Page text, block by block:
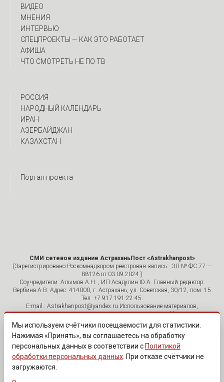
ВИДЕО
МНЕНИЯ
ИНТЕРВЬЮ
CПЕЦПРОЕКТЫ — КАК ЭТО РАБОТАЕТ
АФИША
ЧТО СМОТРЕТЬ НЕ ПО ТВ
РОССИЯ
НАРОДНЫЙ КАЛЕНДАРЬ
ИРАН
АЗЕРБАЙДЖАН
КАЗАХСТАН
Портал проекта
СМИ сетевое издание АстраханьПост «Astrakhanpost»
(Зарегистрировано Роскомнадзором реестровая запись: ЭЛ № ФС 77 —
88126 от 03.09.2024.)
Соучредители: Алымов А.Н. , ИП Асадулин Ю.А. Главный редактор:
Вербина А.В. Адрес: 414000, г. Астрахань, ул. Советская, 30/12, пом. 15
Тел. +7 917 191-22-45.
E-mail.: Astrakhanpost@yandex.ru Использование материалов,
размещенных на страницах сетевого издания «Astrakhanpost»,
допускается исключительно с указанием источника и публикацией
активной гиперссылки на портал Astrakhanpost.ru. Комментарии
читателей сайта размещаются без предварительного редактирования.
Редакция оставляет за собой право удалить их с сайта или
отредактировать, если указанные сообщения нарушают законы РФ.
«САЙТ ПРЕДНАЗНАЧЕН ДЛЯ АУДИТОРИИ 18+»
Мы используем счётчики посещаемости для статистики.
Нажимая «Принять», вы соглашаетесь на обработку
персональных данных в соответствии с Политикой
обработки персональных данных . При отказе счётчики не
загружаются.